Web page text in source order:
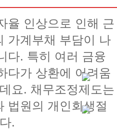
율 인상으로 인해 근
가계부채 부담이 나
다. 특히 여러 금융
다가 상환에 어려움
요. 채무조정제도는
법원의 개인회생절
.